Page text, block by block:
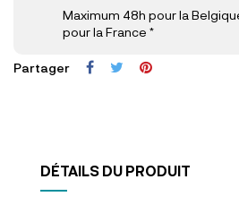
Maximum 48h pour la
pour la France *
Partager
DÉTAILS DU PRODUIT